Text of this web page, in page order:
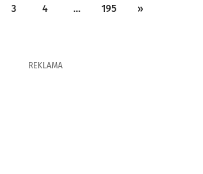
3 4 … 195 »
REKLAMA